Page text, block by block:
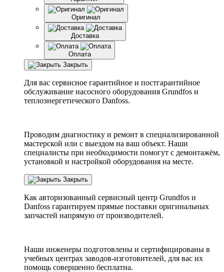
Оригинал
Доставка
Оплата
Закрыть
Для вас сервисное гарантийное и постгарантийное
обслуживание насосного оборудования Grundfos и
теплоэнергетического Danfoss.
Проводим диагностику и ремонт в специализированной
мастерской или с выездом на ваш объект. Наши
специалисты при необходимости помогут с демонтажём,
установкой и настройкой оборудования на месте.
Закрыть
Как авторизованный сервисный центр Grundfos и
Danfoss гарантируем прямые поставки оригинальных
запчастей напрямую от производителей.
Наши инженеры подготовлены и сертифицированы в
учебных центрах заводов-изготовителей, для вас их
помощь совершенно бесплатна.